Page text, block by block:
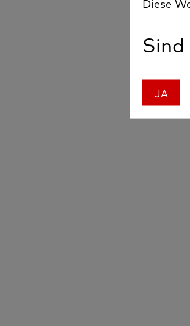
Diese
JA